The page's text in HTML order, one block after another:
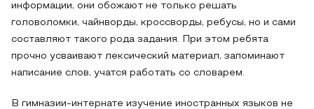
информации, они обожают не только решать
головоломки, чайнворды, кроссворды, ребусы, но и сами
составляют такого рода задания. При этом ребята
прочно усваивают лексический материал, запоминают
написание слов, учатся работать со словарем.
В гимназии-интернате изучение иностранных языков не